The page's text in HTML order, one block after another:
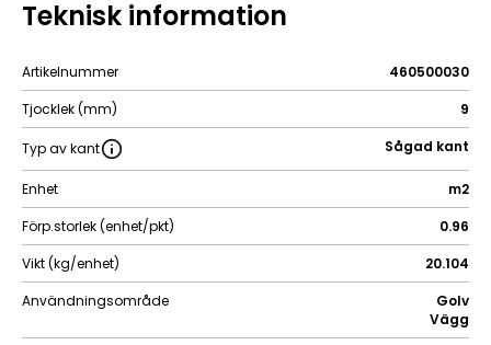
Teknisk information
Artikelnummer
460500030
Tjocklek (mm)
9
Typ av kant Sågad kant
Enhet
m2
Förp.storlek (enhet/pkt)
0.96
Vikt (kg/enhet)
20.104
Användningsområde
Golv
Vägg